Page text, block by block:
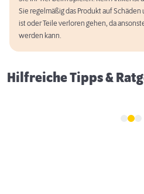
Sie regelmäßig das Produkt auf
ist oder Teile verloren gehen, da
werden kann.
Hilfreiche Tipps &
Erstausstattung für